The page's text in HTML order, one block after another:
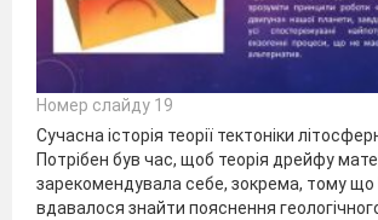
Номер слайду 19
Сучасна історія теорії тектоніки
Потрібен був час, щоб теорія дрейфу
зарекомендувала себе, зокрема, тому що
вдавалося знайти пояснення